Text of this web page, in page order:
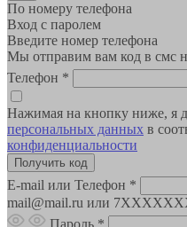
По номеру телефона
Вход с паролем
Введите номер телефона
Мы отправим вам код в смс
Телефон *
Нажимая на кнопку ниже, я
персональных данных в
конфиденциальности
E-mail или Телефон *
mail@mail.ru или